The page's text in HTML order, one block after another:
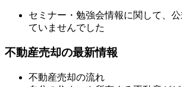
セミナー・勉強会情報に関して、
ていませんでした
不動産売却の最新情報
不動産売却の流れ